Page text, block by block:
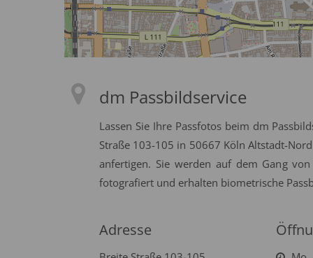
dm Passbildservice
Lassen Sie Ihre Passfotos beim dm
Straße 103-105 in 50667 Köln Altstadt-
anfertigen. Sie werden auf dem Gang
fotografiert und erhalten biometrische
Adresse